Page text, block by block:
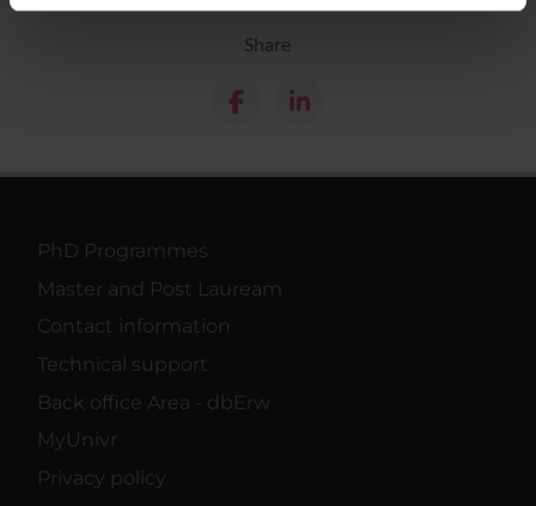
nostri partner che si occupano di analisi dei dati web,
con altre informazioni che hai fornito loro o che hanno
Share
PhD Programmes
Master and Post Lauream
Contact information
Technical support
Back office Area - dbErw
MyUnivr
Privacy policy